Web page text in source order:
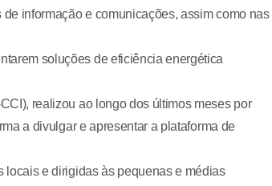
informação e comunicações, assim como nas
soluções de eficiência energética
realizou ao longo dos últimos meses por
a divulgar e apresentar a plataforma de
locais e dirigidas às pequenas e médias